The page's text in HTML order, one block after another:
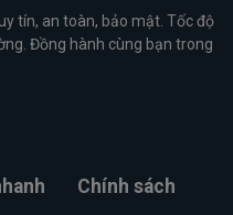
tín, an toàn, bảo mật. Tốc độ
Đồng hành cùng bạn trong
Chính sách